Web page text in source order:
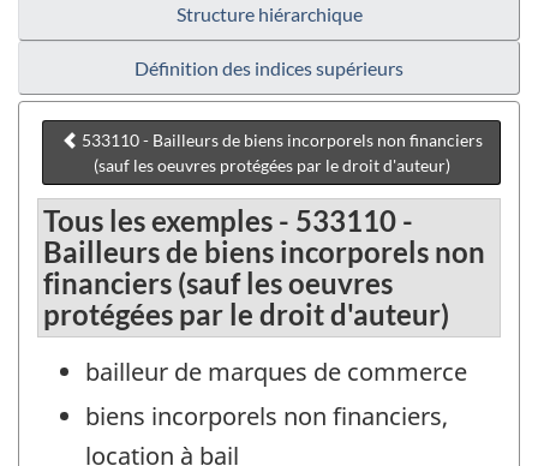
Structure hiérarchique
Définition des indices supérieurs
533110 - Bailleurs de biens incorporels non financiers
(sauf les oeuvres protégées par le droit d'auteur)
Tous les exemples - 533110 -
Bailleurs de biens incorporels non
financiers (sauf les oeuvres
protégées par le droit d'auteur)
bailleur de marques de commerce
biens incorporels non financiers,
location à bail